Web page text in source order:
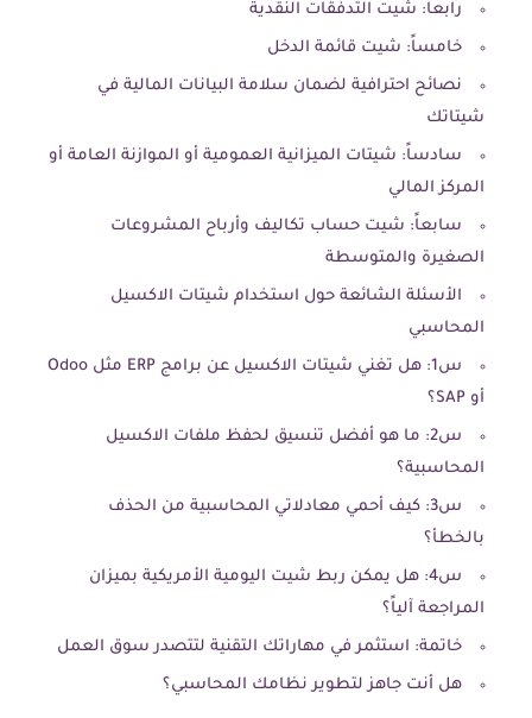
رابعاً: شيت التدفقات النقدية
خامساً: شيت قائمة الدخل
نصائح احترافية لضمان سلامة البيانات المالية في
شيتاتك
سادساً: شيتات الميزانية العمومية أو الموازنة العامة أو
المركز المالي
سابعاً: شيت حساب تكاليف وأرباح المشروعات
الصغيرة والمتوسطة
الأسئلة الشائعة حول استخدام شيتات الاكسيل
المحاسبي
س1: هل تغني شيتات الاكسيل عن برامج ERP مثل Odoo
أو SAP؟
س2: ما هو أفضل تنسيق لحفظ ملفات الاكسيل
المحاسبية؟
س3: كيف أحمي معادلاتي المحاسبية من الحذف
بالخطأ؟
س4: هل يمكن ربط شيت اليومية الأمريكية بميزان
المراجعة آلياً؟
خاتمة: استثمر في مهاراتك التقنية لتتصدر سوق العمل
هل أنت جاهز لتطوير نظامك المحاسبي؟